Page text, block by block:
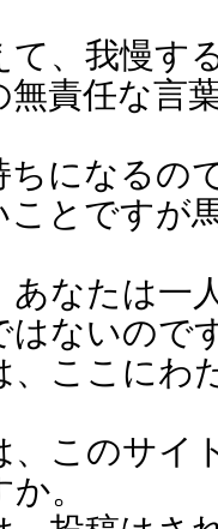
て、我慢す
無責任な言
ちになるの
ことですが
あなたは一
はないので
、ここにわ
、このサイ
。